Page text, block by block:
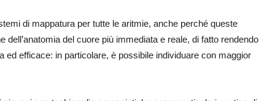
di mappatura per tutte le aritmie, anche perché queste
del cuore più immediata e reale, di fatto rendendo
ed efficace: in particolare, è possibile individuare con maggior